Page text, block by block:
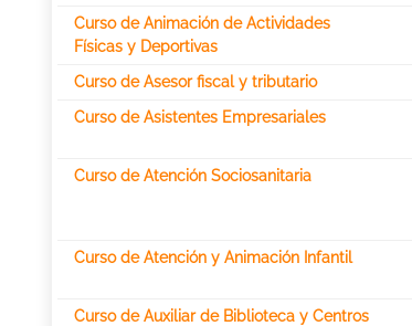
Curso de Animación de Actividades
Físicas y Deportivas
Curso de Asesor fiscal y tributario
Curso de Asistentes Empresariales
Curso de Atención Sociosanitaria
Curso de Atención y Animación Infantil
Curso de Auxiliar de Biblioteca y Centros